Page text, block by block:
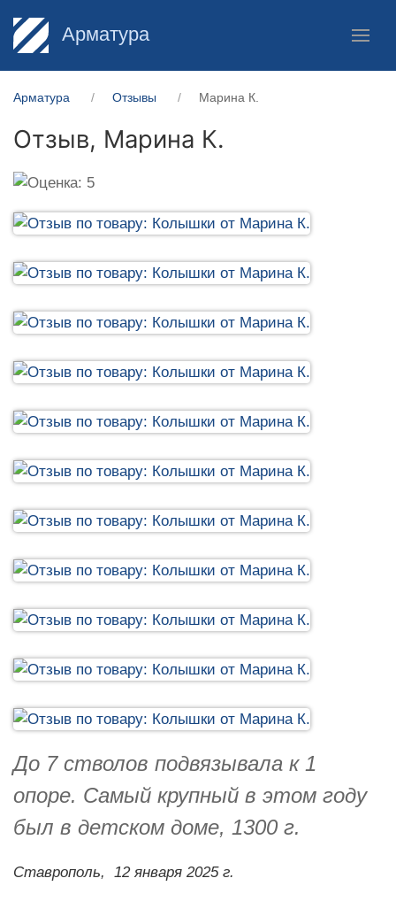
Арматура
Арматура Отзывы Марина К.
Отзыв, Марина К.
До 7 стволов подвязывала к 1
опоре. Самый крупный в этом году
был в детском доме, 1300 г.
Ставрополь, 12 января 2025 г.